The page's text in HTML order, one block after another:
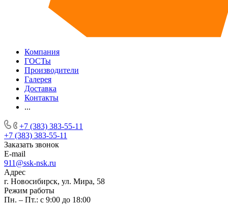
Компания
ГОСТы
Производители
Галерея
Доставка
Контакты
...
+7 (383) 383-55-11
+7 (383) 383-55-11
Заказать звонок
E-mail
911@ssk-nsk.ru
Адрес
г. Новосибирск, ул. Мира, 58
Режим работы
Пн. – Пт.: с 9:00 до 18:00